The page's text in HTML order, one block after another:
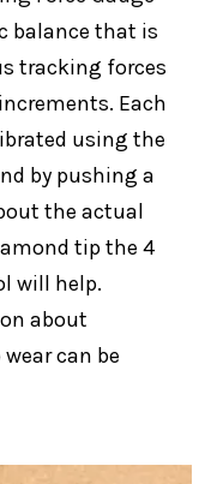
balance that is
tracking forces
Each
using the
by pushing a
the actual
tip the 4
will help.
about
can be